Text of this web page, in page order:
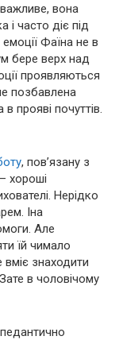
вона
часто діє під
Фаїна не в
бере верх над
проявляються
позбавлена
прояві почуттів.
, пов’язану з
хороші
Нерідко
Іна
Але
їй чимало
знаходити
в чоловічому